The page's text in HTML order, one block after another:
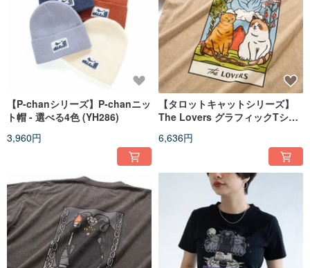
【P-chanシリーズ】P-chanニッ
ト帽 - 選べる4色 (YH286)
3,960円
【タロットキャットシリーズ】
The Lovers グラフィックTシャ
6,636円